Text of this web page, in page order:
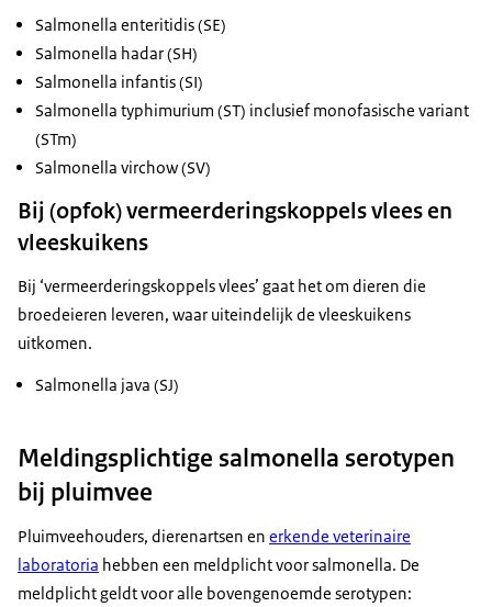
Salmonella enteritidis (SE)
Salmonella hadar (SH)
Salmonella infantis (SI)
Salmonella typhimurium (ST) inclusief monofasische variant
(STm)
Salmonella virchow (SV)
Bij (opfok) vermeerderingskoppels vlees en
vleeskuikens
Bij ‘vermeerderingskoppels vlees’ gaat het om dieren die
broedeieren leveren, waar uiteindelijk de vleeskuikens
uitkomen.
Salmonella java (SJ)
Meldingsplichtige salmonella serotypen
bij pluimvee
Pluimveehouders, dierenartsen en erkende veterinaire
laboratoria hebben een meldplicht voor salmonella. De
meldplicht geldt voor alle bovengenoemde serotypen: